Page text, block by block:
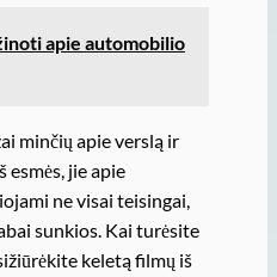
apie automobilio
minčių apie verslą ir
jie apie
ne visai teisingai,
sunkios. Kai turėsite
keletą filmų iš